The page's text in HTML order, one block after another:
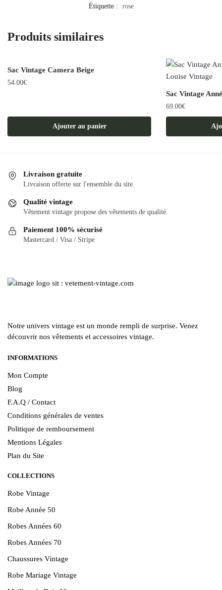
Étiquette :
rose
Produits similaires
Sac Vintage Camera Beige
54.00€
Ajouter au panier
Sac Vintage
69.00€
Livraison gratuite
Livraison offerte sur l'ensemble du site.
Qualité vintage
Vêtement vintage propose des vêtements de qualité.
Paiement 100% sécurisé
Mastercard / Visa / Stripe
Notre univers vintage est un monde rempli de surprise. Venez
découvrir nos vêtements et accessoires vintage.
INFORMATIONS
Mon Compte
Blog
F.A.Q / Contact
Conditions générales de ventes
Politique de remboursement
Mentions Légales
Plan du Site
COLLECTIONS
Robe Vintage
Robe Année 50
Robes Années 60
Robes Années 70
Chaussures Vintage
Robe Mariage Vintage